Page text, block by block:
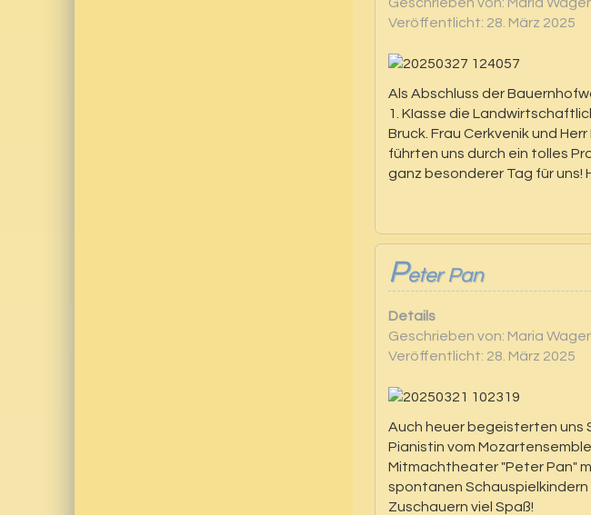
Veröffentlicht: 28. März 2025
Als Abschluss der
1. KIasse die
Bruck. Frau Cerkvenik und
führten uns durch ein tolles
ganz besonderer Tag für uns!
Peter Pan
Details
Geschrieben von: Maria
Veröffentlicht: 28. März 2025
Auch heuer begeisterten uns
Pianistin vom
Mitmachtheater "Peter Pan"
spontanen Schauspielkindern
Zuschauern viel Spaß!